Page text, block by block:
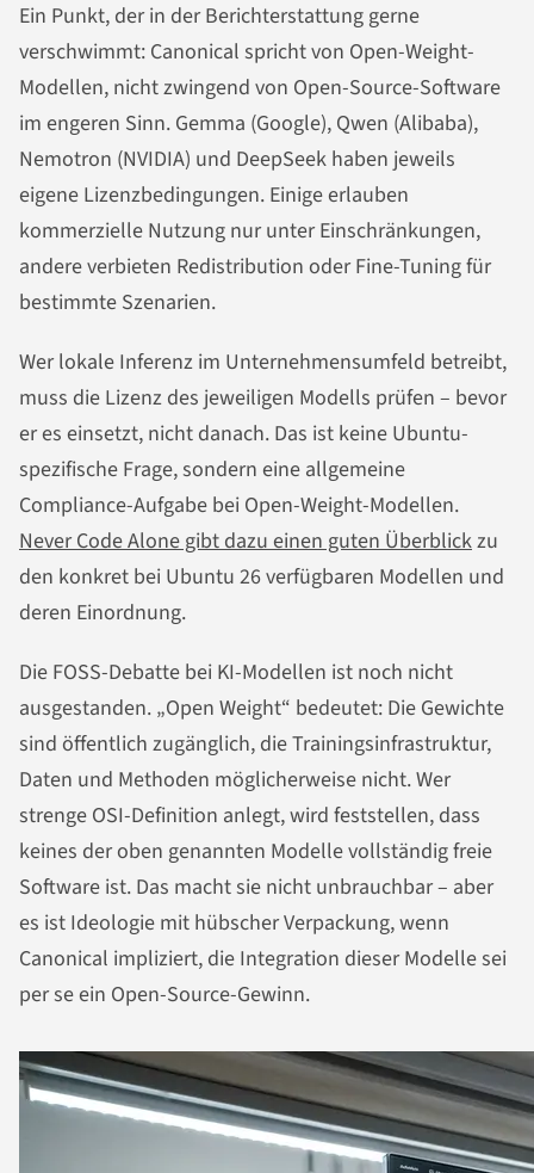
Ein Punkt, der in der Berichterstattung gerne
verschwimmt: Canonical spricht von Open-Weight-
Modellen, nicht zwingend von Open-Source-Software
im engeren Sinn. Gemma (Google), Qwen (Alibaba),
Nemotron (NVIDIA) und DeepSeek haben jeweils
eigene Lizenzbedingungen. Einige erlauben
kommerzielle Nutzung nur unter Einschränkungen,
andere verbieten Redistribution oder Fine-Tuning für
bestimmte Szenarien.
Wer lokale Inferenz im Unternehmensumfeld betreibt,
muss die Lizenz des jeweiligen Modells prüfen – bevor
er es einsetzt, nicht danach. Das ist keine Ubuntu-
spezifische Frage, sondern eine allgemeine
Compliance-Aufgabe bei Open-Weight-Modellen.
Never Code Alone gibt dazu einen guten Überblickzu
den konkret bei Ubuntu 26 verfügbaren Modellen und
deren Einordnung.
Die FOSS-Debatte bei KI-Modellen ist noch nicht
ausgestanden. „Open Weight“ bedeutet: Die Gewichte
sind öffentlich zugänglich, die Trainingsinfrastruktur,
Daten und Methoden möglicherweise nicht. Wer
strenge OSI-Definition anlegt, wird feststellen, dass
keines der oben genannten Modelle vollständig freie
Software ist. Das macht sie nicht unbrauchbar – aber
es ist Ideologie mit hübscher Verpackung, wenn
Canonical impliziert, die Integration dieser Modelle sei
per se ein Open-Source-Gewinn.